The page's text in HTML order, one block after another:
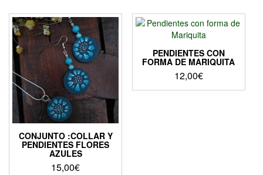
desde
25,00€
hasta
26,00€
tiene
múltiples
variantes.
Las
opciones
se
pueden
elegir
en
la
página
de
producto
desde
20,00€
35,00€
tiene
múltiples
variantes.
Las
opciones
se
CONJUNTO :COLLAR Y
PENDIENTES FLORES
AZULES
15,00€
PENDIENTES CON
FORMA DE MARIQUITA
12,00€